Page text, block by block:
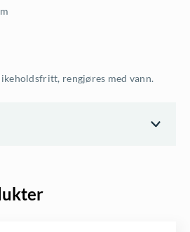
rengjøres med vann.